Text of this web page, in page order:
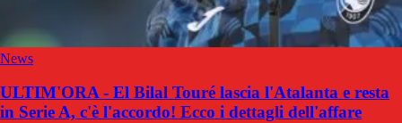
News
ULTIM'ORA - El Bilal Touré lascia l'Atalanta e resta
in Serie A, c'è l'accordo! Ecco i dettagli dell'affare